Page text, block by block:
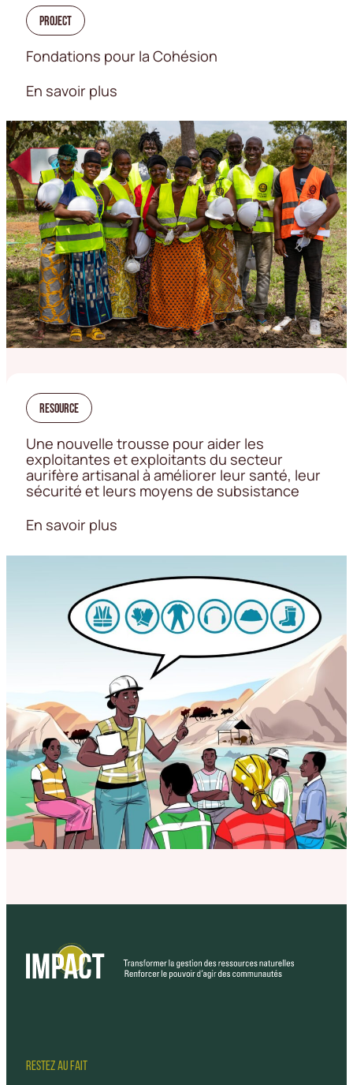
Project
Fondations pour la Cohésion
En savoir plus
Resource
Une nouvelle trousse pour aider les
exploitantes et exploitants du secteur
aurifère artisanal à améliorer leur santé, leur
sécurité et leurs moyens de subsistance
En savoir plus
RESTEZ AU FAIT